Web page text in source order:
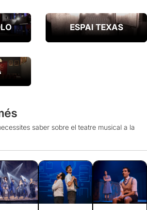
ESPAI TEXAS
saber sobre el teatre musical a la